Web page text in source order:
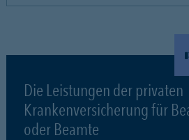
Die Leistungen der privaten
Krankenversicherung für
oder Beamte